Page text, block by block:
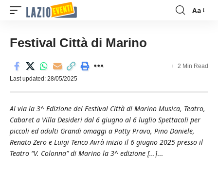
Font
Aa
Festival Città di Marino
Last updated: 28/05/2025
2 Min Read
Al via la 3^ Edizione del Festival Città di Marino Musica, Teatro,
Cabaret a Villa Desideri dal 6 giugno al 6 luglio Spettacoli per
piccoli ed adulti Grandi omaggi a Patty Pravo, Pino Daniele,
Renato Zero e Luigi Tenco Avrà inizio il 6 giugno 2025 presso il
Teatro “V. Colonna” di Marino la 3^ edizione [...]...